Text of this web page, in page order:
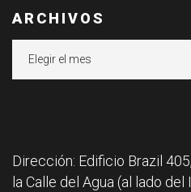
ARCHIVOS
Dirección: Edificio Brazil
la Calle del Agua (al lado